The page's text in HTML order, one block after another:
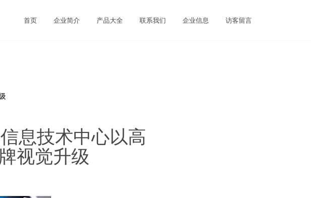
首页 企业简介 产品大全 联系我们 企业信息 访客留言
息技术中心以高
视觉升级